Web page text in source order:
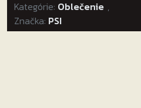
čierne
Kategórie: Oblečenie ,
Značka: PSI